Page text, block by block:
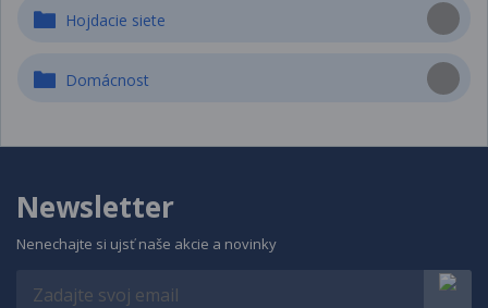
Hojdacie siete
Domácnost
Newsletter
Nenechajte si ujsť naše akcie a novinky